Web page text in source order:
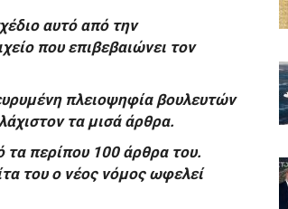
αυτό από την
που επιβεβαιώνει τον
πλειοψηφία βουλευτών
τα μισά άρθρα.
περίπου 100 άρθρα του.
του ο νέος νόμος ωφελεί